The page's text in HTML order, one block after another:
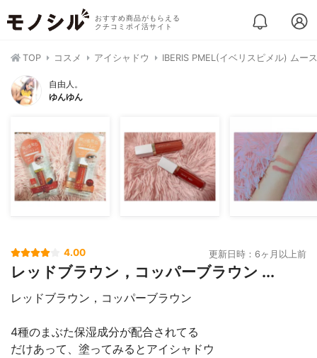
おすすめ商品がもらえる
クチコミポイ活サイト
TOP コスメ アイシャドウ IBERIS PMEL(イベリスピメル) ムー
自由人。
ゆんゆん
4.00 更新日時：6ヶ月以上前
レッドブラウン，コッパーブラウン ...
レッドブラウン，コッパーブラウン
4種のまぶた保湿成分が配合されてる
だけあって、塗ってみるとアイシャドウ